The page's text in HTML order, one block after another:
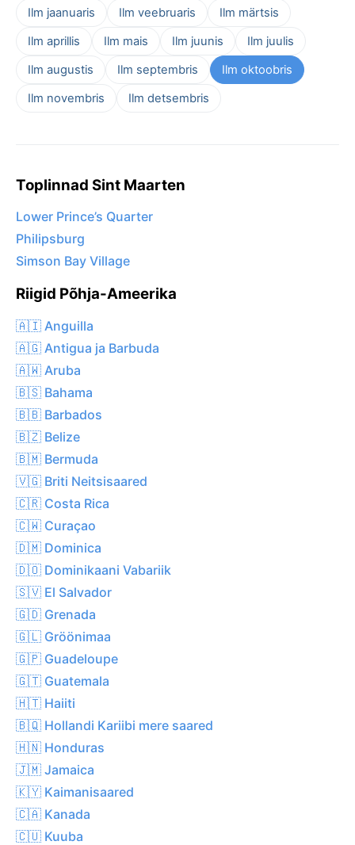
Ilm jaanuaris Ilm veebruaris
Ilm märtsis
Ilm aprillis
Ilm mais Ilm juunis
Ilm juulis
Ilm augustis
Ilm septembris
Ilm oktoobris
Ilm novembris
Ilm detsembris
Toplinnad Sint Maarten
Lower Prince’s Quarter
Philipsburg
Simson Bay Village
Riigid Põhja-Ameerika
🇦🇮 Anguilla
🇦🇬 Antigua ja Barbuda
🇦🇼 Aruba
🇧🇸 Bahama
🇧🇧 Barbados
🇧🇿 Belize
🇧🇲 Bermuda
🇻🇬 Briti Neitsisaared
🇨🇷 Costa Rica
🇨🇼 Curaçao
🇩🇲 Dominica
🇩🇴 Dominikaani Vabariik
🇸🇻 El Salvador
🇬🇩 Grenada
🇬🇱 Gröönimaa
🇬🇵 Guadeloupe
🇬🇹 Guatemala
🇭🇹 Haiiti
🇧🇶 Hollandi Kariibi mere saared
🇭🇳 Honduras
🇯🇲 Jamaica
🇰🇾 Kaimanisaared
🇨🇦 Kanada
🇨🇺 Kuuba